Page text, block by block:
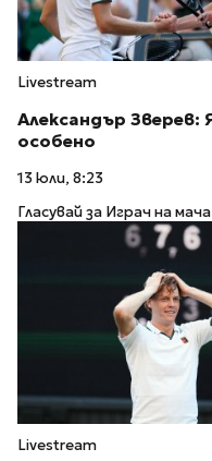
Livestream
Александър Зверев:
особено
13 юли, 8:23
Гласувай за Играч на
Livestream